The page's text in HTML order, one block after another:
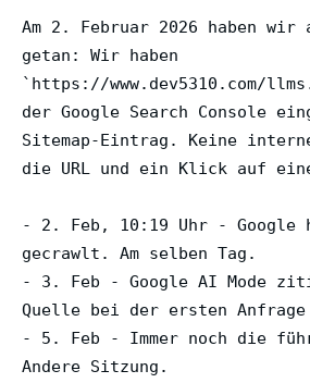
Am 2. Februar 2026 haben wir
getan: Wir haben
`https://www.dev5310.com/
der Google Search Console
Sitemap-Eintrag. Keine
die URL und ein Klick auf
- 2. Feb, 10:19 Uhr - Google
gecrawlt. Am selben Tag.
- 3. Feb - Google AI Mode
Quelle bei der ersten Anfrage
- 5. Feb - Immer noch die
Andere Sitzung.